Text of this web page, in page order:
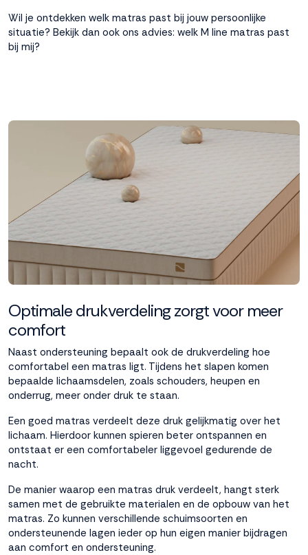
Wil je ontdekken welk matras past bij jouw persoonlijke
situatie? Bekijk dan ook ons advies: welk M line matras past
bij mij?
Optimale drukverdeling zorgt voor meer
comfort
Naast ondersteuning bepaalt ook de drukverdeling hoe
comfortabel een matras ligt. Tijdens het slapen komen
bepaalde lichaamsdelen, zoals schouders, heupen en
onderrug, meer onder druk te staan.
Een goed matras verdeelt deze druk gelijkmatig over het
lichaam. Hierdoor kunnen spieren beter ontspannen en
ontstaat er een comfortabeler liggevoel gedurende de
nacht.
De manier waarop een matras druk verdeelt, hangt sterk
samen met de gebruikte materialen en de opbouw van het
matras. Zo kunnen verschillende schuimsoorten en
ondersteunende lagen ieder op hun eigen manier bijdragen
aan comfort en ondersteuning.